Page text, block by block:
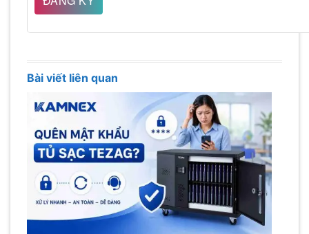
Bài viết liên quan